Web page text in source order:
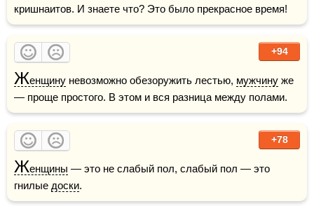
кришнаитов. И знаете что? Это было прекрасное время!
+94
Женщину невозможно обезоружить лестью, мужчину же
— проще простого. В этом и вся разница между полами.
+78
Женщины — это не слабый пол, слабый пол — это
гнилые доски.